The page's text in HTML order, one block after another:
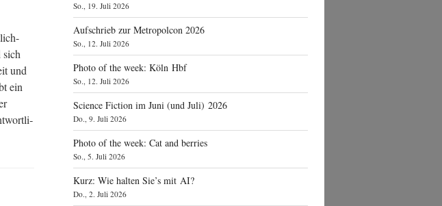
und
ein
So., 19. Juli 2026
Aufschrieb zur Metropolcon 2026
So., 12. Juli 2026
Photo of the week: Köln Hbf
So., 12. Juli 2026
Science Fiction im Juni (und Juli) 2026
Do., 9. Juli 2026
Photo of the week: Cat and berries
So., 5. Juli 2026
Kurz: Wie halten Sie’s mit AI?
Do., 2. Juli 2026